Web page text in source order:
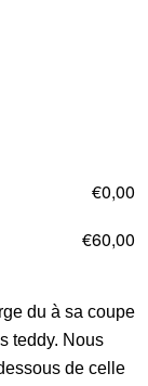
€0,00
€60,00
du à sa coupe
teddy. Nous
de celle